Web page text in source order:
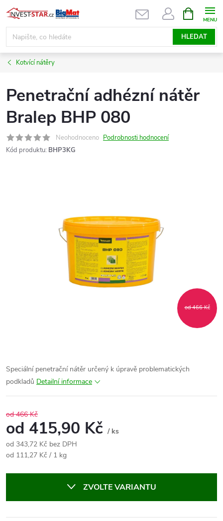
Přejít
na
obsah
HLEDAT
NÁKUPNÍ
KOŠÍK
Kotvící nátěry
Penetrační adhézní nátěr
Bralep BHP 080
Neohodnoceno Podrobnosti hodnocení
Kód produktu: BHP3KG
od 466 Kč
Speciální penetrační nátěr určený k úpravě problematických
podkladů Detailní informace
od 466 Kč
od 415,90 Kč / ks
od 343,72 Kč bez DPH
Měrná
od 111,27 Kč / 1 kg
ZVOLTE VARIANTU